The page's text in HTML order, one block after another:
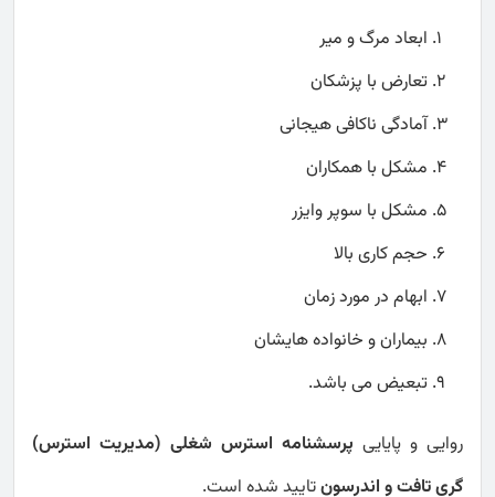
ابعاد مرگ و میر
تعارض با پزشکان
آمادگی ناکافی هیجانی
مشکل با همکاران
مشکل با سوپر وایزر
حجم کاری بالا
ابهام در مورد زمان
بیماران و خانواده هایشان
تبعیض می باشد.
روایی و پایایی پرسشنامه استرس شغلی (مدیریت استرس)
گری تافت و اندرسونتایید شده است.